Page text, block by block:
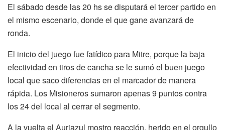
El sábado desde las 20 hs se disputará el tercer partido en
el mismo escenario, donde el que gane avanzará de
ronda.
El inicio del juego fue fatídico para Mitre, porque la baja
efectividad en tiros de cancha se le sumó el buen juego
local que saco diferencias en el marcador de manera
rápida. Los Misioneros sumaron apenas 9 puntos contra
los 24 del local al cerrar el segmento.
A la vuelta el Auriazul mostro reacción, herido en el orgullo